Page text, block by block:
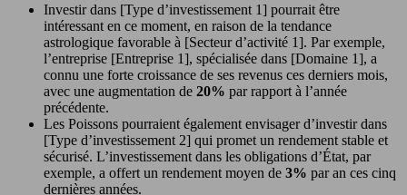
Investir dans [Type d’investissement 1] pourrait être
intéressant en ce moment, en raison de la tendance
astrologique favorable à [Secteur d’activité 1]. Par exemple,
l’entreprise [Entreprise 1], spécialisée dans [Domaine 1], a
connu une forte croissance de ses revenus ces derniers mois,
avec une augmentation de 20% par rapport à l’année
précédente.
Les Poissons pourraient également envisager d’investir dans
[Type d’investissement 2] qui promet un rendement stable et
sécurisé. L’investissement dans les obligations d’État, par
exemple, a offert un rendement moyen de 3% par an ces cinq
dernières années.